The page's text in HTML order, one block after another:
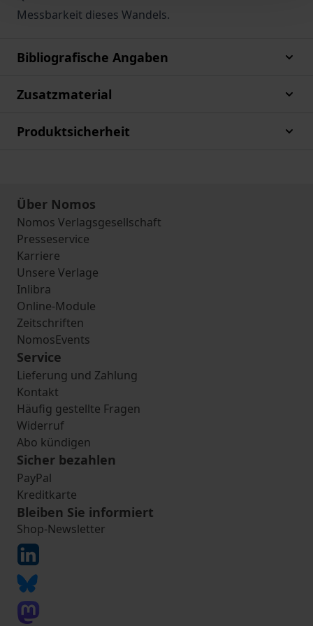
Messbarkeit dieses Wandels.
Bibliografische Angaben
Zusatzmaterial
Produktsicherheit
Über Nomos
Nomos Verlagsgesellschaft
Presseservice
Karriere
Unsere Verlage
Inlibra
Online-Module
Zeitschriften
NomosEvents
Service
Lieferung und Zahlung
Kontakt
Häufig gestellte Fragen
Widerruf
Abo kündigen
Sicher bezahlen
PayPal
Kreditkarte
Bleiben Sie informiert
Shop-Newsletter